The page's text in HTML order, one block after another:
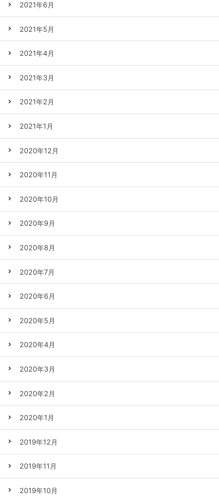
2021年6月
2021年5月
2021年4月
2021年3月
2021年2月
2021年1月
2020年12月
2020年11月
2020年10月
2020年9月
2020年8月
2020年7月
2020年6月
2020年5月
2020年4月
2020年3月
2020年2月
2020年1月
2019年12月
2019年11月
2019年10月